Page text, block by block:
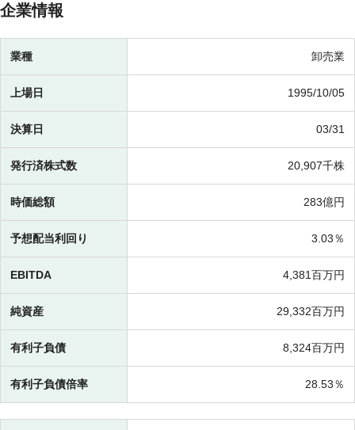
企業情報
業種 卸売業
上場日 1995/10/05
決算日 03/31
発行済株式数 20,907千株
時価総額 283億円
予想配当利回り 3.03％
EBITDA 4,381百万円
純資産 29,332百万円
有利子負債 8,324百万円
有利子負債倍率 28.53％